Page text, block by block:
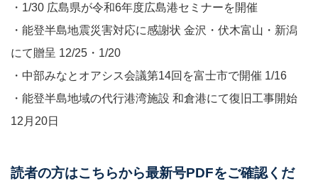
・1/30 広島県が令和6年度広島港セミナーを開催
・能登半島地震災害対応に感謝状 金沢・伏木富山・新潟
にて贈呈 12/25・1/20
・中部みなとオアシス会議第14回を富士市で開催 1/16
・能登半島地域の代行港湾施設 和倉港にて復旧工事開始
12月20日
読者の方はこちらから最新号PDFをご確認くだ